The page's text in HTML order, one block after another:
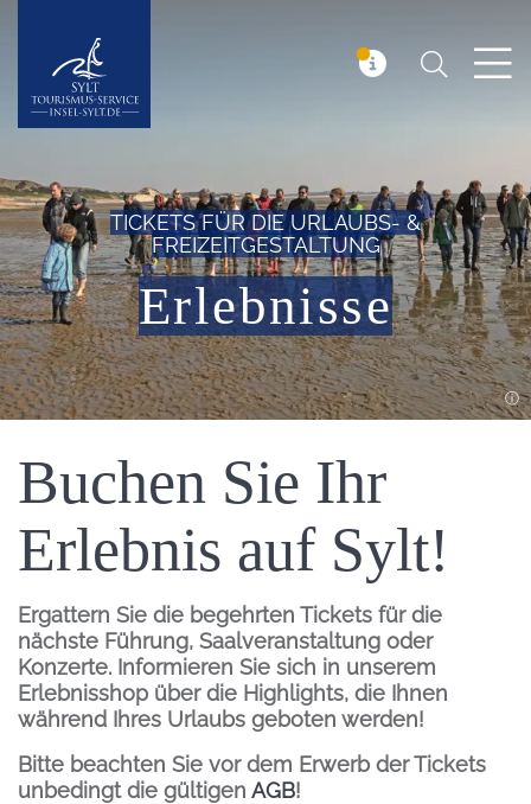
Insel Sylt Suchen
TICKETS FÜR DIE URLAUBS- &
FREIZEITGESTALTUNG
Erlebnisse
Einleitung
Buchen Sie Ihr
Erlebnis auf Sylt!
Ergattern Sie die begehrten Tickets für die
nächste Führung, Saalveranstaltung oder
Konzerte. Informieren Sie sich in unserem
Erlebnisshop über die Highlights, die Ihnen
während Ihres Urlaubs geboten werden!
Bitte beachten Sie vor dem Erwerb der Tickets
unbedingt die gültigen AGB!